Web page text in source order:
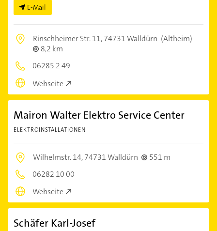
E-Mail
Rinschheimer Str. 11,74731 Walldürn (Altheim)
8,2 km
06285 2 49
Webseite
Mairon Walter Elektro Service Center
ELEKTROINSTALLATIONEN
Wilhelmstr. 14,74731 Walldürn
551 m
06282 10 00
Webseite
Schäfer Karl-Josef